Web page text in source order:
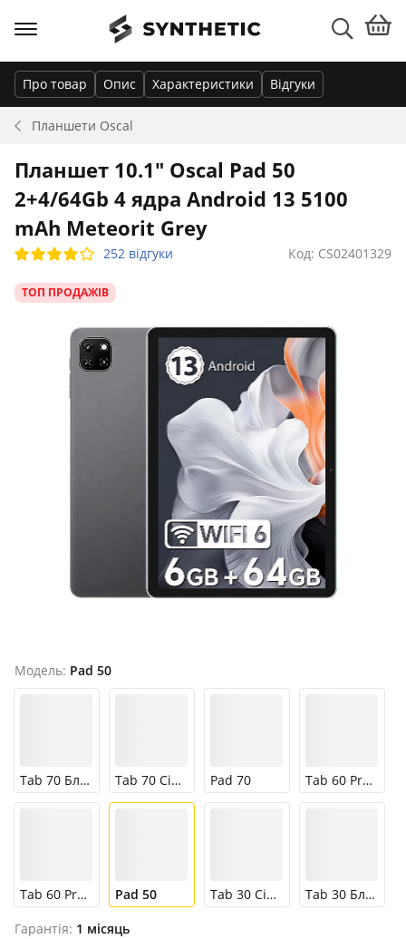
Планшети Oscal
Про товар Опис Характеристики Відгуки
Планшет 10.1" Oscal Pad 50
2+4/64Gb 4 ядра Android 13 5100
mAh Meteorit Grey
252 відгуки Код: CS02401329
ТОП ПРОДАЖІВ
Модель: Pad 50
Tab 70 Блакитний Tab 70 Сірий Pad 70 Tab 60 Pro Сірий
Tab 60 Pro Блакитний Pad 50 Tab 30 Сірий
Tab 30 Блакитний
Гарантія: 1 місяць